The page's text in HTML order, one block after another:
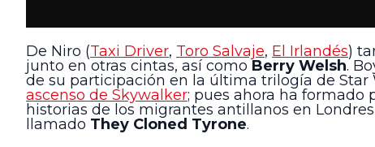
De Niro (Taxi Driver, Toro Salvaje, El Irlandés)
junto en otras cintas, así como Berry Welsh.
de su participación en la última trilogía de Star
ascenso de Skywalker; pues ahora ha formado
historias de los migrantes antillanos en
llamado They Cloned Tyrone.